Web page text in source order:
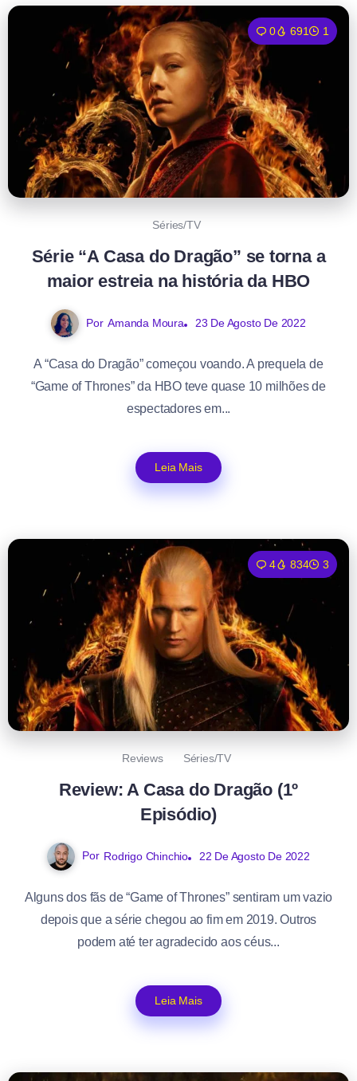
0 691 1
Séries/TV
Série “A Casa do Dragão” se torna a
maior estreia na história da HBO
Por Amanda Moura 23 De Agosto De 2022
A “Casa do Dragão” começou voando. A prequela de
“Game of Thrones” da HBO teve quase 10 milhões de
espectadores em...
Leia Mais
4 834 3
Reviews Séries/TV
Review: A Casa do Dragão (1º
Episódio)
Por Rodrigo Chinchio 22 De Agosto De 2022
Alguns dos fãs de “Game of Thrones” sentiram um vazio
depois que a série chegou ao fim em 2019. Outros
podem até ter agradecido aos céus...
Leia Mais